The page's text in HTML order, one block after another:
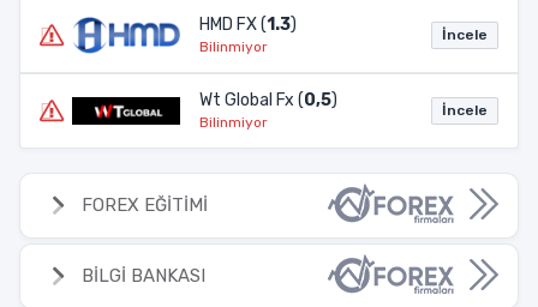
HMD FX (1.3)
Bilinmiyor
İncele
Wt Global Fx (0,5)
Bilinmiyor
İncele
FOREX EĞİTİMİ
BİLGİ BANKASI